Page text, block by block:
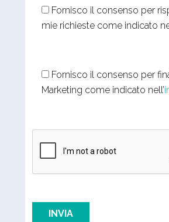
Fornisco il consenso per
mie richieste come indicato
Fornisco il consenso per
Marketing come indicato nell’